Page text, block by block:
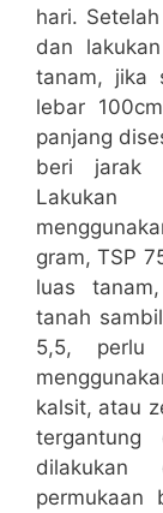
hari.
dan
tanam, jika
lebar
panjang
beri jarak
Lakukan
gram, TSP
luas
tanah
5,5, perlu
kalsit, atau
tergantung
permukaan